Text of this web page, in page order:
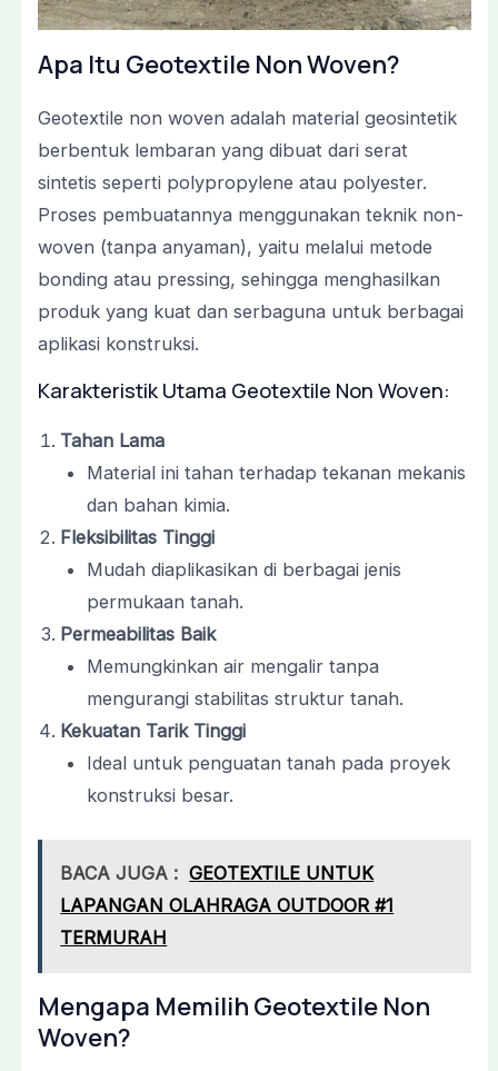
Apa Itu Geotextile Non Woven?
Geotextile non woven adalah material geosintetik
berbentuk lembaran yang dibuat dari serat
sintetis seperti polypropylene atau polyester.
Proses pembuatannya menggunakan teknik non-
woven (tanpa anyaman), yaitu melalui metode
bonding atau pressing, sehingga menghasilkan
produk yang kuat dan serbaguna untuk berbagai
aplikasi konstruksi.
Karakteristik Utama Geotextile Non Woven:
Tahan Lama
Material ini tahan terhadap tekanan mekanis
dan bahan kimia.
Fleksibilitas Tinggi
Mudah diaplikasikan di berbagai jenis
permukaan tanah.
Permeabilitas Baik
Memungkinkan air mengalir tanpa
mengurangi stabilitas struktur tanah.
Kekuatan Tarik Tinggi
Ideal untuk penguatan tanah pada proyek
konstruksi besar.
BACA JUGA : GEOTEXTILE UNTUK
LAPANGAN OLAHRAGA OUTDOOR #1
TERMURAH
Mengapa Memilih Geotextile Non
Woven?